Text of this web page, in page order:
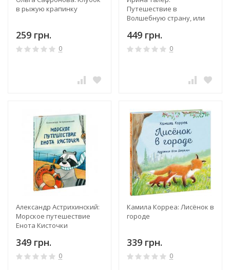
в рыжую крапинку
259 грн.
0
Путешествие в
Волшебную страну, или
449 грн.
0
Александр Астрихинский:
Морское путешествие
Енота Кисточки
349 грн.
0
Камила Корреа: Лисёнок в
городе
339 грн.
0